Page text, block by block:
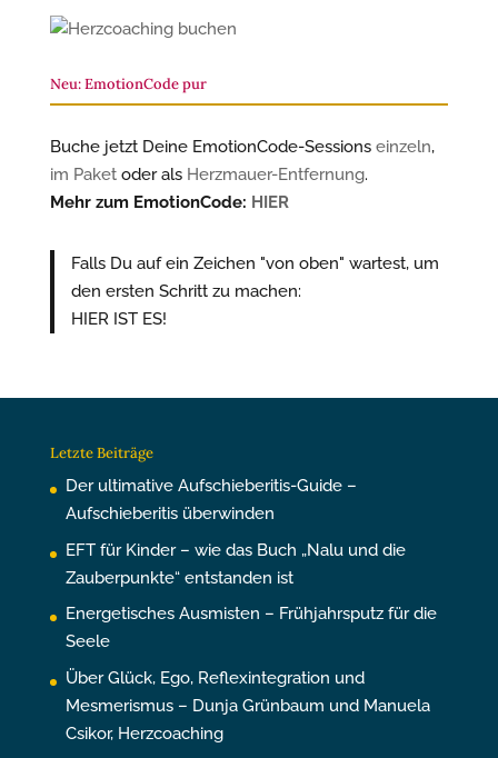
Neu: EmotionCode pur
Buche jetzt Deine EmotionCode-Sessions einzeln,
im Paketoder als Herzmauer-Entfernung.
Mehr zum EmotionCode: HIER
Falls Du auf ein Zeichen "von oben" wartest, um
den ersten Schritt zu machen:
HIER IST ES!
Letzte Beiträge
Der ultimative Aufschieberitis-Guide –
Aufschieberitis überwinden
EFT für Kinder – wie das Buch „Nalu und die
Zauberpunkte“ entstanden ist
Energetisches Ausmisten – Frühjahrsputz für die
Seele
Über Glück, Ego, Reflexintegration und
Mesmerismus – Dunja Grünbaum und Manuela
Csikor, Herzcoaching